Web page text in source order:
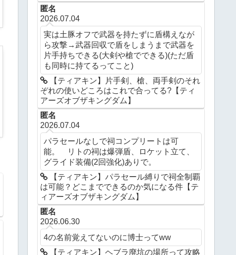
匿名
2026.07.04
実は土豚オフで武器を持たずに盾構えなが
ら攻撃→武器回収で盾をしまうまで武器を
片手持ちできる(大剣や槍でできる)(ただ盾
も同時に持てるってこと)
【ティアキン】片手剣、槍、両手剣のそれ
ぞれの使いどころはこれで合ってる?【ティ
アーズオブザキングダム】
匿名
2026.07.04
パラセールなしで祠コンプリートは可
能。 リトの祠は爆弾盾、ロケット立て、
グライド装備(2回強化)ありで。
【ティアキン】パラセール縛りで祠全制覇
は可能？どこまでできるのか気になる件【テ
ィアーズオブザキングダム】
匿名
2026.06.30
4の名前覚えてないのに博士ってww
【ティアキン】ヘブラ廃坑の場所って攻略